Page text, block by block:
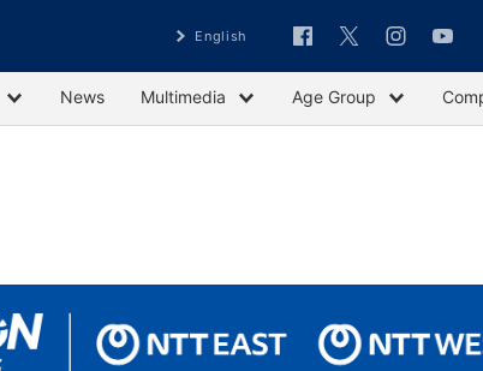
English
News Multimedia Age Group